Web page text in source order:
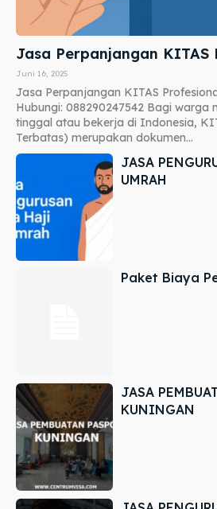
Jasa Perpanjangan KITAS
Juni 16, 2025
Jasa Perpanjangan KITAS
Hubungi: 088290247542 Bagi warga
tinggal atau bekerja di Indonesia,
Terbatas) merupakan dokumen...
JASA
UMRAH
Paket Biaya
JASA
KUNINGAN